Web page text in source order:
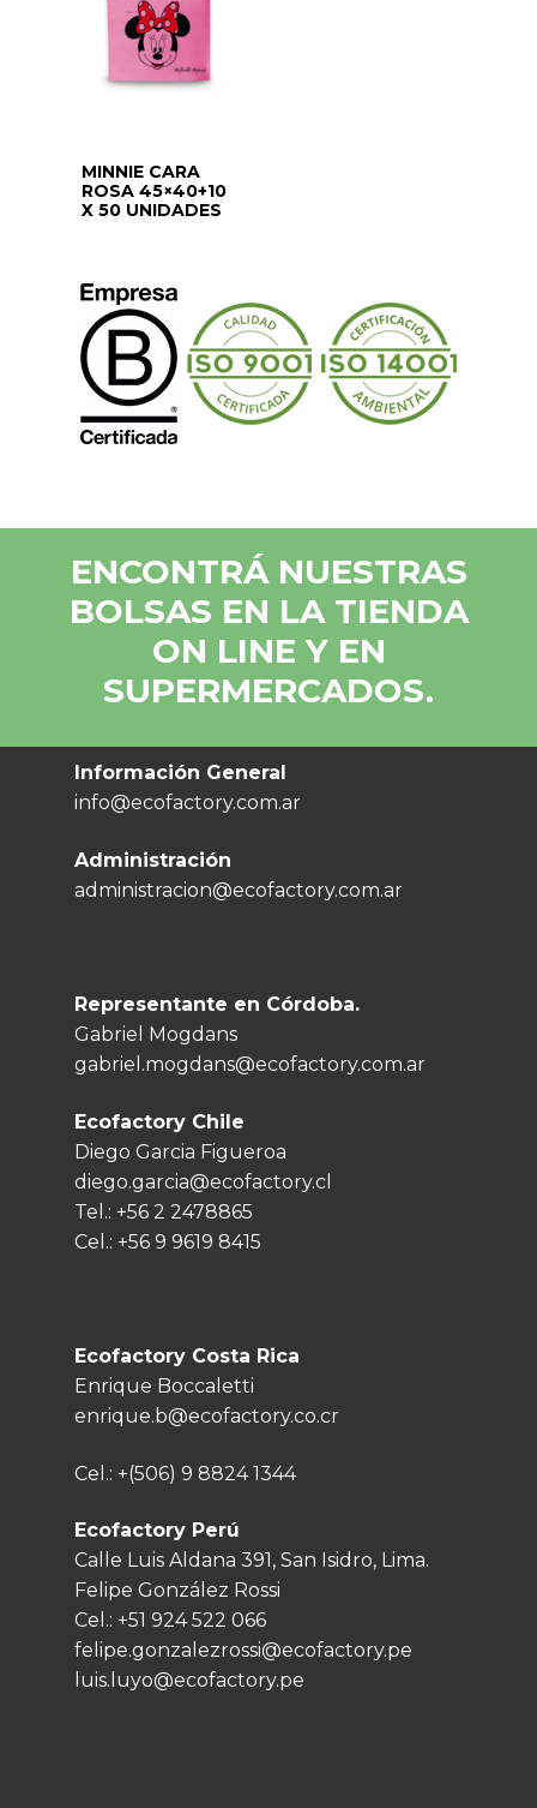
MINNIE CARA
ROSA 45×40+10
X 50 UNIDADES
ENCONTRÁ NUESTRAS
BOLSAS EN LA TIENDA
ON LINE Y EN
SUPERMERCADOS.
Información General
info@ecofactory.com.ar
Administración
administracion@ecofactory.com.ar
Representante en Córdoba.
Gabriel Mogdans
gabriel.mogdans@ecofactory.com.ar
Ecofactory Chile
Diego Garcia Figueroa
diego.garcia@ecofactory.cl
Tel.:+56 2 2478865
Cel.:+56 9 9619 8415
Ecofactory Costa Rica
Enrique Boccaletti
enrique.b@ecofactory.co.cr
Cel.:+(506) 9 8824 1344
Ecofactory Perú
Calle Luis Aldana 391, San Isidro, Lima.
Felipe González Rossi
Cel.:+51 924 522 066
felipe.gonzalezrossi@ecofactory.pe
luis.luyo@ecofactory.pe